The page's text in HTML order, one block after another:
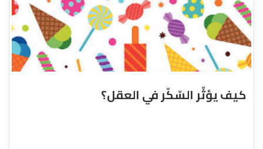
كيف يؤثّر السّكّر في العقل؟